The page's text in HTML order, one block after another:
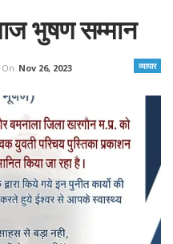
भुषण सम्मान
व्यापार
On Nov 26, 2023